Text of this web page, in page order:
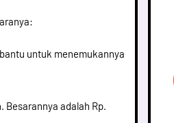
untuk menemukannya
adalah Rp.